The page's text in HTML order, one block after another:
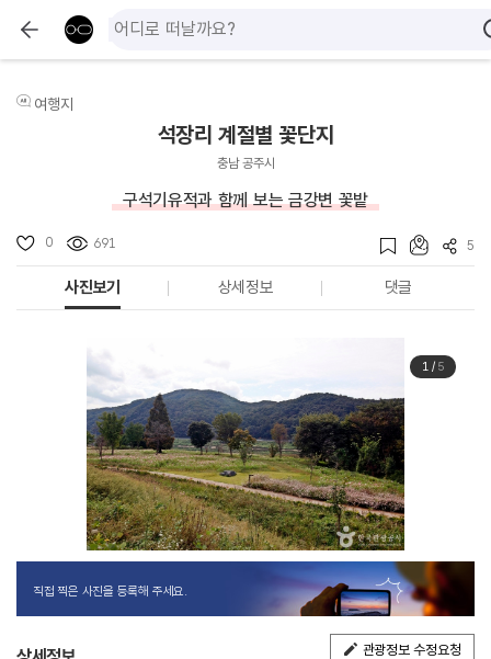
여행지
석장리 계절별 꽃단지
충남 공주시
구석기유적과 함께 보는 금강변 꽃밭
0 691 5
사진보기 상세정보 댓글
1/ 5
직접 찍은 사진을 등록해 주세요.
관광정보 수정요청